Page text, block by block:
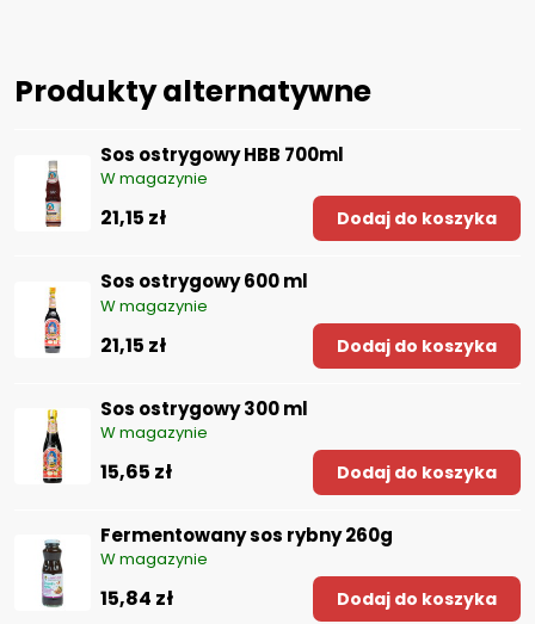
Produkty alternatywne
Sos ostrygowy HBB 700ml
W magazynie
21,15 zł Dodaj do koszyka
Sos ostrygowy 600 ml
W magazynie
21,15 zł Dodaj do koszyka
Sos ostrygowy 300 ml
W magazynie
15,65 zł Dodaj do koszyka
Fermentowany sos rybny 260g
W magazynie
15,84 zł Dodaj do koszyka